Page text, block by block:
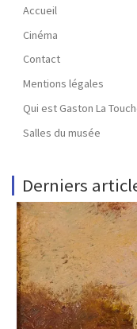
Accueil
Cinéma
Contact
Mentions légales
Qui est Gaston La
Salles du musée
Derniers